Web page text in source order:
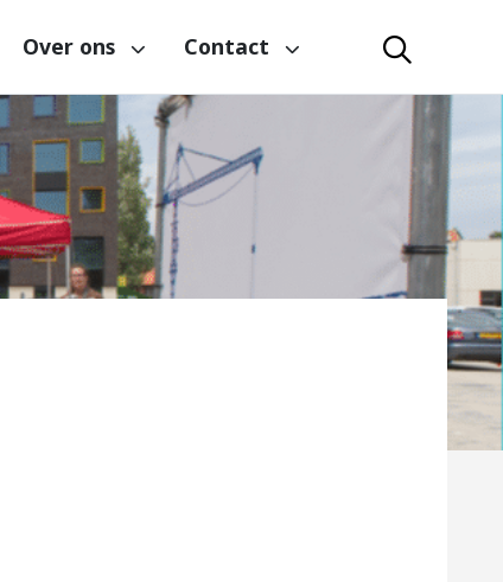
Over ons Contact